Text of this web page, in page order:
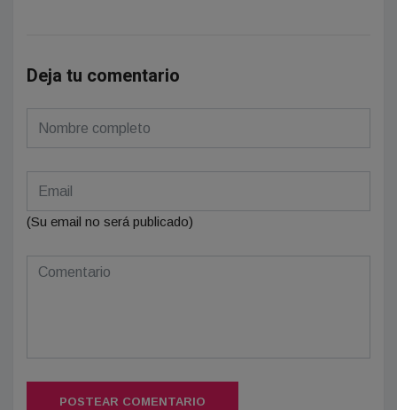
Deja tu comentario
(Su email no será publicado)
POSTEAR COMENTARIO